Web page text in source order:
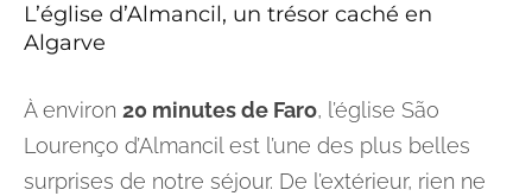
L’église d’Almancil, un trésor caché en
Algarve
À environ 20 minutes de Faro, l’église São
Lourenço d’Almancil est l’une des plus belles
surprises de notre séjour. De l’extérieur, rien ne